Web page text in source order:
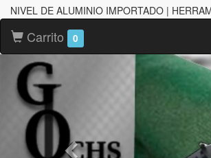
NIVEL DE ALUMINIO IMPORTADO |
Carrito 0